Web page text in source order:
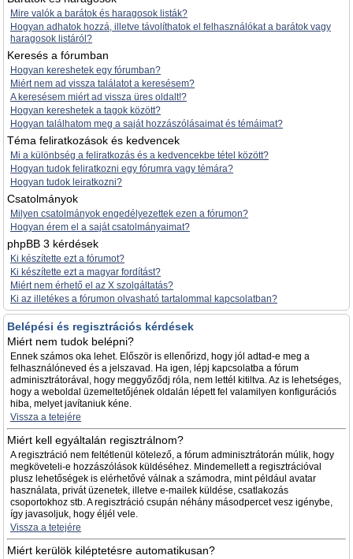
Mire valók a barátok és haragosok listák?
Hogyan adhatok hozzá, illetve távolíthatok el felhasználókat a barátok vagy
haragosok listáról?
Keresés a fórumban
Hogyan kereshetek egy fórumban?
Miért nem ad vissza találatot a keresésem?
A keresésem miért ad vissza üres oldalt!?
Hogyan kereshetek a tagok között?
Hogyan találhatom meg a saját hozzászólásaimat és témáimat?
Téma feliratkozások és kedvencek
Mi a különbség a feliratkozás és a kedvencekbe tétel között?
Hogyan tudok feliratkozni egy fórumra vagy témára?
Hogyan tudok leiratkozni?
Csatolmányok
Milyen csatolmányok engedélyezettek ezen a fórumon?
Hogyan érem el a saját csatolmányaimat?
phpBB 3 kérdések
Ki készítette ezt a fórumot?
Ki készítette ezt a magyar fordítást?
Miért nem érhető el az X szolgáltatás?
Ki az illetékes a fórumon olvasható tartalommal kapcsolatban?
Belépési és regisztrációs kérdések
Miért nem tudok belépni?
Ennek számos oka lehet. Először is ellenőrizd, hogy jól adtad-e meg a
felhasználóneved és a jelszavad. Ha igen, lépj kapcsolatba a fórum
adminisztrátorával, hogy meggyőződj róla, nem lettél kitiltva. Az is lehetséges,
hogy a weboldal üzemeltetőjének oldalán lépett fel valamilyen konfigurációs
hiba, melyet javítaniuk kéne.
Vissza a tetejére
Miért kell egyáltalán regisztrálnom?
A regisztráció nem feltétlenül kötelező, a fórum adminisztrátorán múlik, hogy
megköveteli-e hozzászólások küldéséhez. Mindemellett a regisztrációval
plusz lehetőségek is elérhetővé válnak a számodra, mint például avatar
használata, privát üzenetek, illetve e-mailek küldése, csatlakozás
csoportokhoz stb. A regisztráció csupán néhány másodpercet vesz igénybe,
így javasoljuk, hogy éljél vele.
Vissza a tetejére
Miért kerülök kiléptetésre automatikusan?